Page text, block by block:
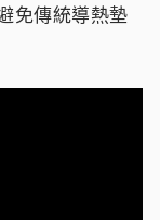
免傳統導熱墊